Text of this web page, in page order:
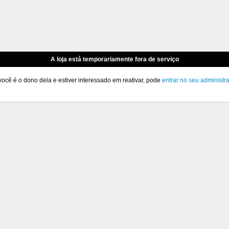
A loja está temporariamente fora de serviço
é o dono dela e estiver interessado em reativar, pode entrar no seu